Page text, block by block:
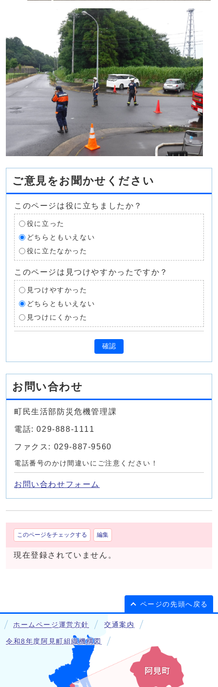
ご意見をお聞かせください
このページは役に立ちましたか？
役に立った
どちらともいえない
役に立たなかった
このページは見つけやすかったですか？
見つけやすかった
どちらともいえない
見つけにくかった
確認
お問い合わせ
町民生活部防災危機管理課
電話: 029-888-1111
ファクス: 029-887-9560
電話番号のかけ間違いにご注意ください！
お問い合わせフォーム
このページをチェックする 編集
現在登録されていません。
ページの先頭へ戻る
ホームページ運営方針 交通案内
令和8年度阿見町組織機構図